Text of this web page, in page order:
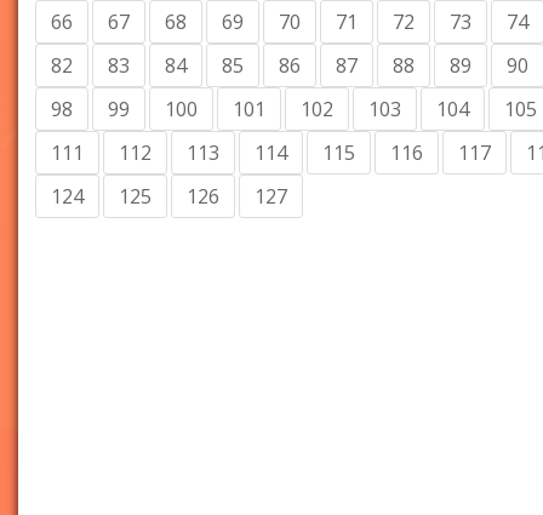
66
67 68 69 70 71 72 73
74
82
83 84 85 86 87 88 89
90
98
99 100 101 102 103 104
105
111
112 113 114 115 116 117
124
125 126 127